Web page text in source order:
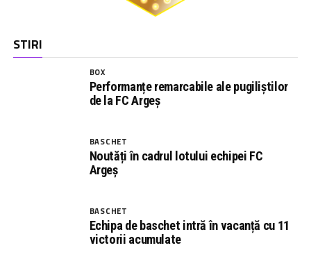
STIRI
BOX
Performanțe remarcabile ale pugiliștilor
de la FC Argeș
BASCHET
Noutăți în cadrul lotului echipei FC
Argeș
BASCHET
Echipa de baschet intră în vacanță cu 11
victorii acumulate